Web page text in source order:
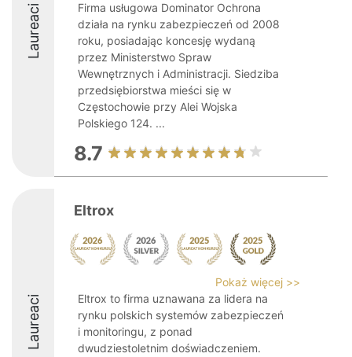
Laureaci
Firma usługowa Dominator Ochrona
działa na rynku zabezpieczeń od 2008
roku, posiadając koncesję wydaną
przez Ministerstwo Spraw
Wewnętrznych i Administracji. Siedziba
przedsiębiorstwa mieści się w
Częstochowie przy Alei Wojska
Polskiego 124. ...
8.7
Laureaci
Eltrox
Pokaż więcej >>
Eltrox to firma uznawana za lidera na
rynku polskich systemów zabezpieczeń
i monitoringu, z ponad
dwudziestoletnim doświadczeniem.